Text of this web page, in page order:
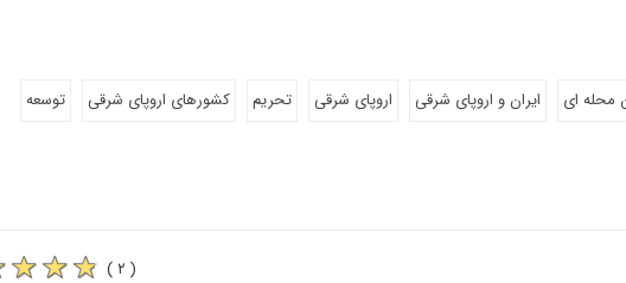
محله ای ایران و اروپای شرقی اروپای شرقی تحریم کشورهای اروپای شرقی
توسعه
( ۲ )